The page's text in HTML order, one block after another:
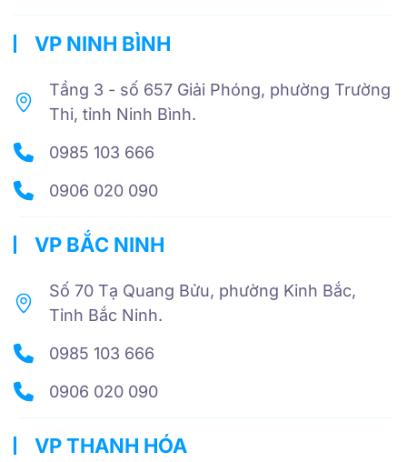
VP NINH BÌNH
Tầng 3 - số 657 Giải Phóng, phường Trường
Thi, tỉnh Ninh Bình.
0985 103 666
0906 020 090
VP BẮC NINH
Số 70 Tạ Quang Bửu, phường Kinh Bắc,
Tỉnh Bắc Ninh.
0985 103 666
0906 020 090
VP THANH HÓA